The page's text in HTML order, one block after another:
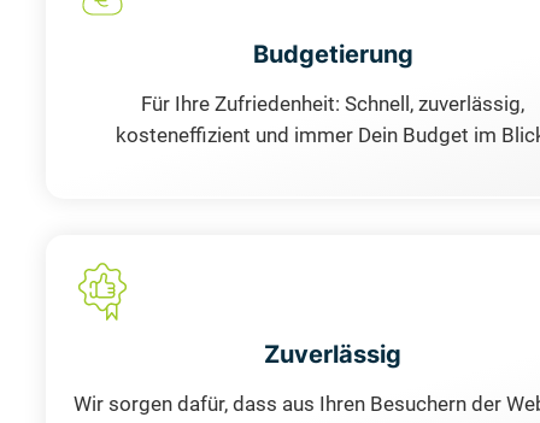
Budgetierung
Für Ihre Zufriedenheit: Schnell, zuverlässig,
kosteneffizient und immer Dein Budget im
Zuverlässig
Wir sorgen dafür, dass aus Ihren Besuchern der